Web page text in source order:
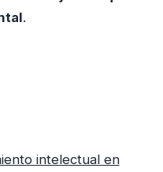
.
intelectual en